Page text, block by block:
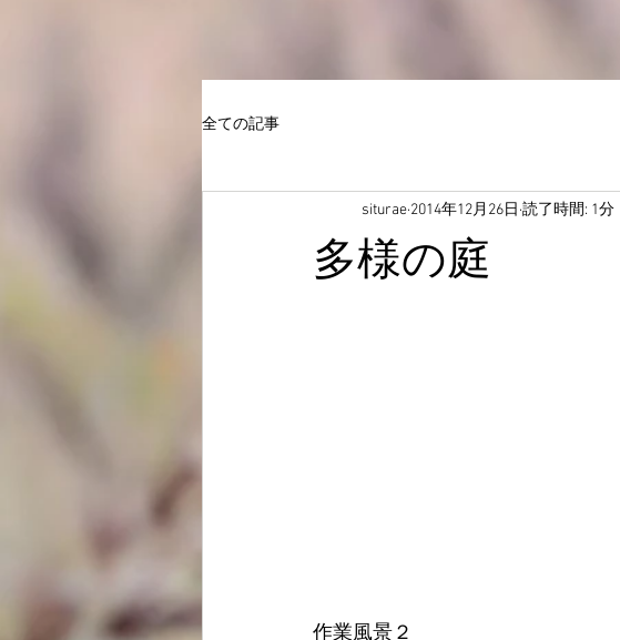
全ての記事
多様の庭
siturae 2014年12月26日 読了時間: 1分
作業風景２